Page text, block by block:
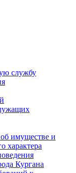
службу
имуществе и
характера
Кургана